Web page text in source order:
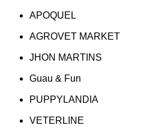
APOQUEL
AGROVET MARKET
JHON MARTINS
Guau & Fun
PUPPYLANDIA
VETERLINE